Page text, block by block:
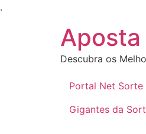
.
Aposta
Descubra os
Portal Net Sorte
Gigantes da